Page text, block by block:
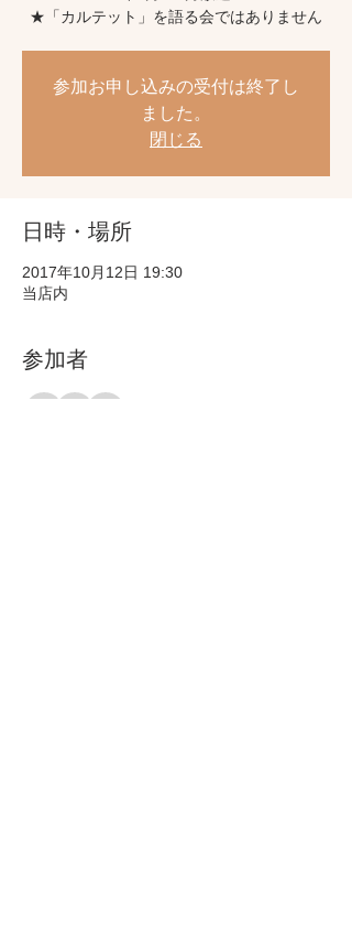
★「カルテット」を語る会ではありません
参加お申し込みの受付は終了し
ました。
閉じる
日時・場所
2017年10月12日 19:30
当店内
参加者